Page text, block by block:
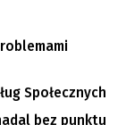
Społecznych
bez punktu